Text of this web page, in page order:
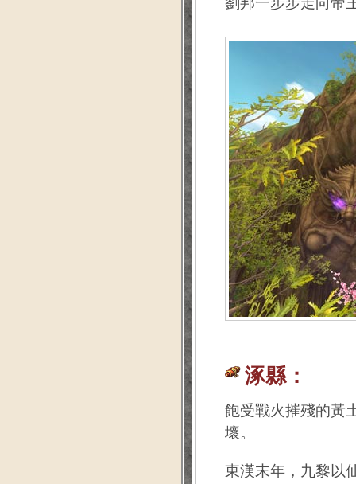
涿縣：
飽受戰火摧殘的黃
壞。
東漢末年，九黎以